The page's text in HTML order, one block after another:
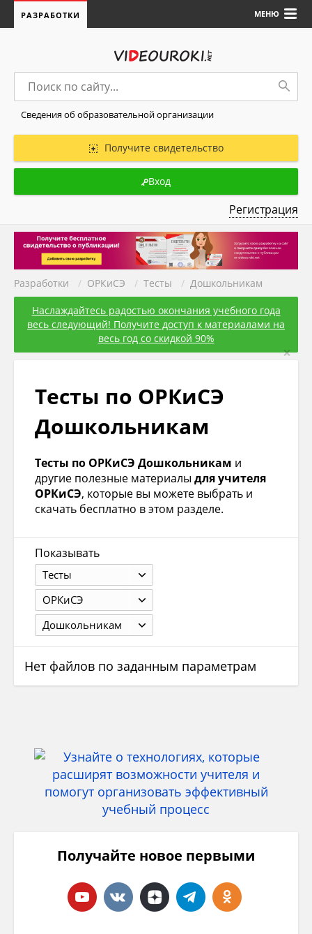
МЕНЮ
РАЗРАБОТКИ
Сведения об образовательной организации
Получите свидетельство
Вход
Регистрация
Разработки / ОРКиСЭ / Тесты / Дошкольникам
Наслаждайтесь радостью окончания учебного года
весь следующий! Получите доступ к материалами на
весь год со скидкой 90%
×
Тесты по ОРКиСЭ
Дошкольникам
Тесты по ОРКиСЭ Дошкольникам и
другие полезные материалы для учителя
ОРКиСЭ, которые вы можете выбрать и
скачать бесплатно в этом разделе.
Показывать
Тесты
ОРКиСЭ
Дошкольникам
Нет файлов по заданным параметрам
Получайте новое первыми